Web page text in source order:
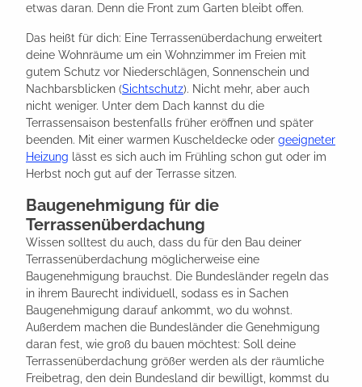
etwas daran. Denn die Front zum Garten bleibt offen.
Das heißt für dich: Eine Terrassenüberdachung erweitert
deine Wohnräume um ein Wohnzimmer im Freien mit
gutem Schutz vor Niederschlägen, Sonnenschein und
Nachbarsblicken (Sichtschutz). Nicht mehr, aber auch
nicht weniger. Unter dem Dach kannst du die
Terrassensaison bestenfalls früher eröffnen und später
beenden. Mit einer warmen Kuscheldecke oder geeigneter
Heizung lässt es sich auch im Frühling schon gut oder im
Herbst noch gut auf der Terrasse sitzen.
Baugenehmigung für die
Terrassenüberdachung
Wissen solltest du auch, dass du für den Bau deiner
Terrassenüberdachung möglicherweise eine
Baugenehmigung brauchst. Die Bundesländer regeln das
in ihrem Baurecht individuell, sodass es in Sachen
Baugenehmigung darauf ankommt, wo du wohnst.
Außerdem machen die Bundesländer die Genehmigung
daran fest, wie groß du bauen möchtest: Soll deine
Terrassenüberdachung größer werden als der räumliche
Freibetrag, den dein Bundesland dir bewilligt, kommst du